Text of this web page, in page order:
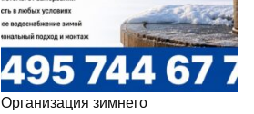
Организация зимнего